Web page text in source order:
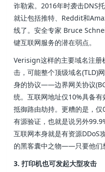
诈勒索。2016年时袭击DNS
就让包括推特、Reddit和
线了。安全专家 Bruce
键互联网服务的潜在弱点。
Verisign这样的主要域名注册
击，可能整个顶级域名(TLD)
身的协议——边界网关协议
统。互联网地址仅10%具备
抵御路由劫持。更糟的是，
有源验证，也就是说另外
互联网本身就是有资源DDoS
的黑客囊中之物——只要他们
3. 打印机也可发起大型攻击